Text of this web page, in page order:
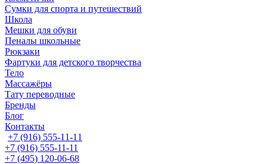
Сумки для спорта и путешествий
Школа
Мешки для обуви
Пеналы школьные
Рюкзаки
Фартуки для детского творчества
Тело
Массажёры
Тату переводные
Бренды
Блог
Контакты
+7 (916) 555-11-11
+7 (916) 555-11-11
+7 (495) 120-06-68